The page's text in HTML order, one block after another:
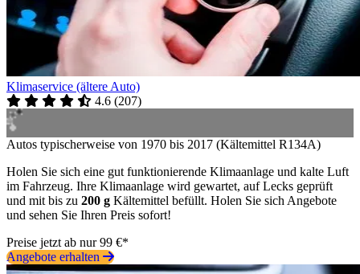
Klimaservice (ältere Auto)
4.6 (207)
Autos typischerweise von 1970 bis 2017 (Kältemittel R134A)
Holen Sie sich eine gut funktionierende Klimaanlage und kalte Luft
im Fahrzeug. Ihre Klimaanlage wird gewartet, auf Lecks geprüft
und mit bis zu 200 g Kältemittel befüllt. Holen Sie sich Angebote
und sehen Sie Ihren Preis sofort!
Preise jetzt ab nur 99 €*
Angebote erhalten